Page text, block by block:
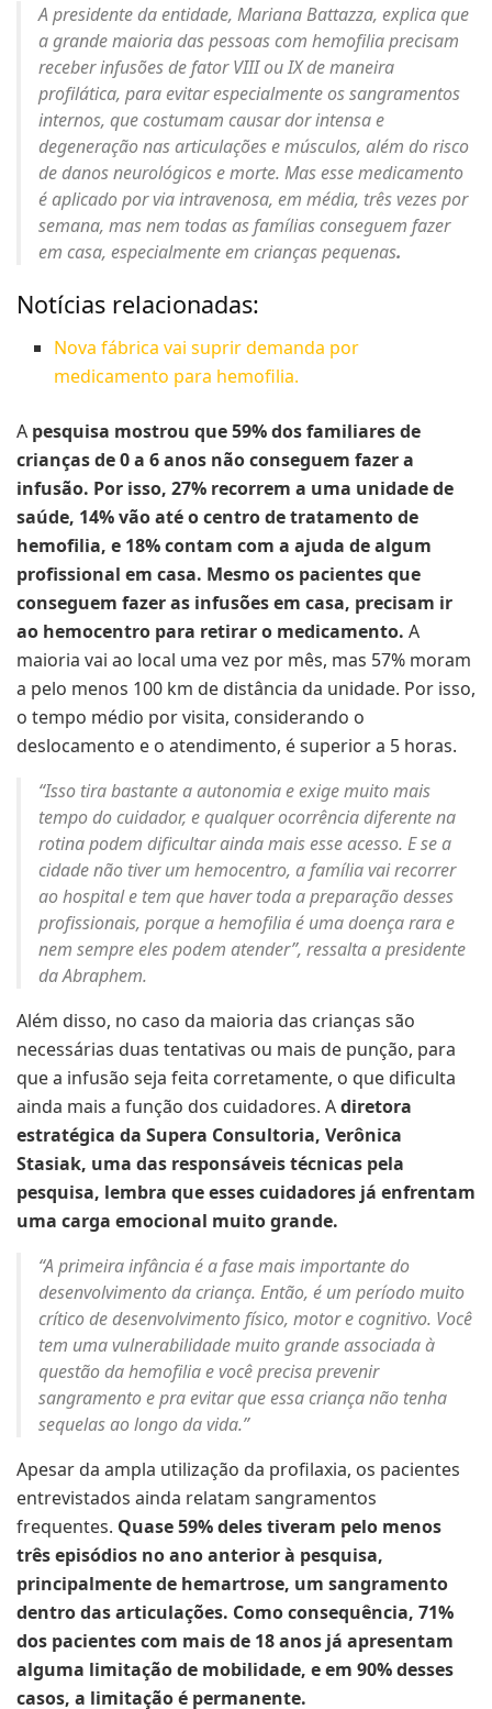
A presidente da entidade, Mariana Battazza, explica que
a grande maioria das pessoas com hemofilia precisam
receber infusões de fator VIII ou IX de maneira
profilática, para evitar especialmente os sangramentos
internos, que costumam causar dor intensa e
degeneração nas articulações e músculos, além do risco
de danos neurológicos e morte. Mas esse medicamento
é aplicado por via intravenosa, em média, três vezes por
semana, mas nem todas as famílias conseguem fazer
em casa, especialmente em crianças pequenas.
Notícias relacionadas:
Nova fábrica vai suprir demanda por
medicamento para hemofilia.
A pesquisa mostrou que 59% dos familiares de
crianças de 0 a 6 anos não conseguem fazer a
infusão. Por isso, 27% recorrem a uma unidade de
saúde, 14% vão até o centro de tratamento de
hemofilia, e 18% contam com a ajuda de algum
profissional em casa. Mesmo os pacientes que
conseguem fazer as infusões em casa, precisam ir
ao hemocentro para retirar o medicamento. A
maioria vai ao local uma vez por mês, mas 57% moram
a pelo menos 100 km de distância da unidade. Por isso,
o tempo médio por visita, considerando o
deslocamento e o atendimento, é superior a 5 horas.
“Isso tira bastante a autonomia e exige muito mais
tempo do cuidador, e qualquer ocorrência diferente na
rotina podem dificultar ainda mais esse acesso. E se a
cidade não tiver um hemocentro, a família vai recorrer
ao hospital e tem que haver toda a preparação desses
profissionais, porque a hemofilia é uma doença rara e
nem sempre eles podem atender”, ressalta a presidente
da Abraphem.
Além disso, no caso da maioria das crianças são
necessárias duas tentativas ou mais de punção, para
que a infusão seja feita corretamente, o que dificulta
ainda mais a função dos cuidadores. Adiretora
estratégica da Supera Consultoria, Verônica
Stasiak, uma das responsáveis técnicas pela
pesquisa, lembra que esses cuidadores já enfrentam
uma carga emocional muito grande.
“A primeira infância é a fase mais importante do
desenvolvimento da criança. Então, é um período muito
crítico de desenvolvimento físico, motor e cognitivo. Você
tem uma vulnerabilidade muito grande associada à
questão da hemofilia e você precisa prevenir
sangramento e pra evitar que essa criança não tenha
sequelas ao longo da vida.”
Apesar da ampla utilização da profilaxia, os pacientes
entrevistados ainda relatam sangramentos
frequentes. Quase 59% deles tiveram pelo menos
três episódios no ano anterior à pesquisa,
principalmente de hemartrose, um sangramento
dentro das articulações. Como consequência, 71%
dos pacientes com mais de 18 anos já apresentam
alguma limitação de mobilidade, e em 90% desses
casos, a limitação é permanente.